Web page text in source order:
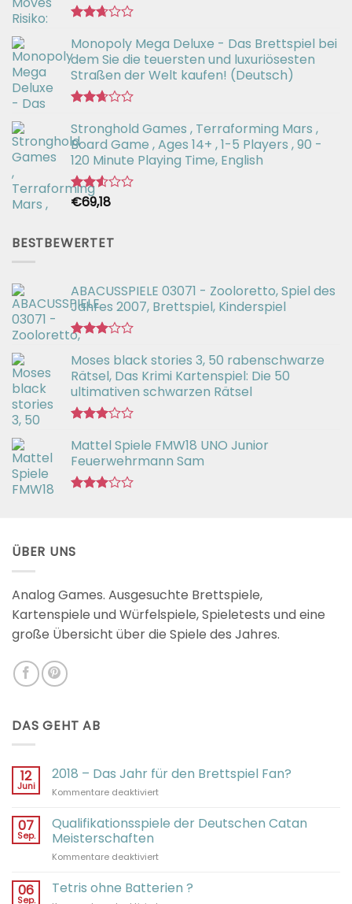
mit
2.66
von 5
Monopoly Mega Deluxe - Das Brettspiel bei
dem Sie die teuersten und luxuriösesten
Straßen der Welt kaufen! (Deutsch)
mit
2.64
von 5
Stronghold Games , Terraforming Mars ,
Board Game , Ages 14+ , 1-5 Players , 90 -
120 Minute Playing Time, English
Bewertet
von 5
€69,18
BESTBEWERTET
ABACUSSPIELE 03071 - Zooloretto, Spiel des
Jahres 2007, Brettspiel, Kinderspiel
mit
3.02
von 5
Moses black stories 3, 50 rabenschwarze
Rätsel, Das Krimi Kartenspiel: Die 50
ultimativen schwarzen Rätsel
mit
3.00
von 5
Mattel Spiele FMW18 UNO Junior
Feuerwehrmann Sam
ÜBER UNS
Analog Games. Ausgesuchte Brettspiele,
Kartenspiele und Würfelspiele, Spieletests und eine
große Übersicht über die Spiele des Jahres.
DAS GEHT AB
12
Juni
2018 – Das Jahr für den Brettspiel Fan?
Kommentare deaktiviertfür
–
Das
für
Brettspiel
07
Sep.
Qualifikationsspiele der Deutschen Catan
Meisterschaften
Kommentare deaktiviertfür
der
Deutschen
06
Sep.
Tetris ohne Batterien ?